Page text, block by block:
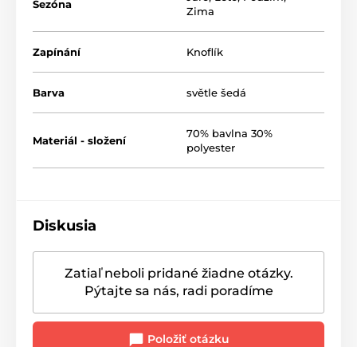
Sezóna
Zima
Zapínání Knoflík
Barva světle šedá
Materiál - složení
70% bavlna 30%
polyester
Diskusia
Zatiaľ neboli pridané žiadne otázky.
Pýtajte sa nás, radi poradíme
Položiť otázku